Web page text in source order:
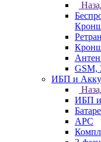
GSM,
ИБП и
ИБП и
APC